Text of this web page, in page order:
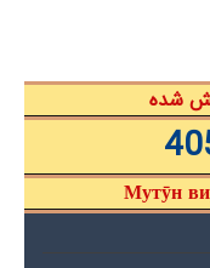
شده
Мутӯн